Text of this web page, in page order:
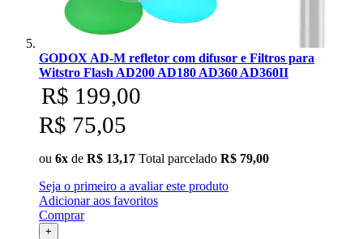
GODOX AD-M refletor com difusor e Filtros para
Witstro Flash AD200 AD180 AD360 AD360II
R$ 199,00
R$ 75,05
ou 6x de R$ 13,17 Total parcelado R$ 79,00
Seja o primeiro a avaliar este produto
Adicionar aos favoritos
Comprar
+